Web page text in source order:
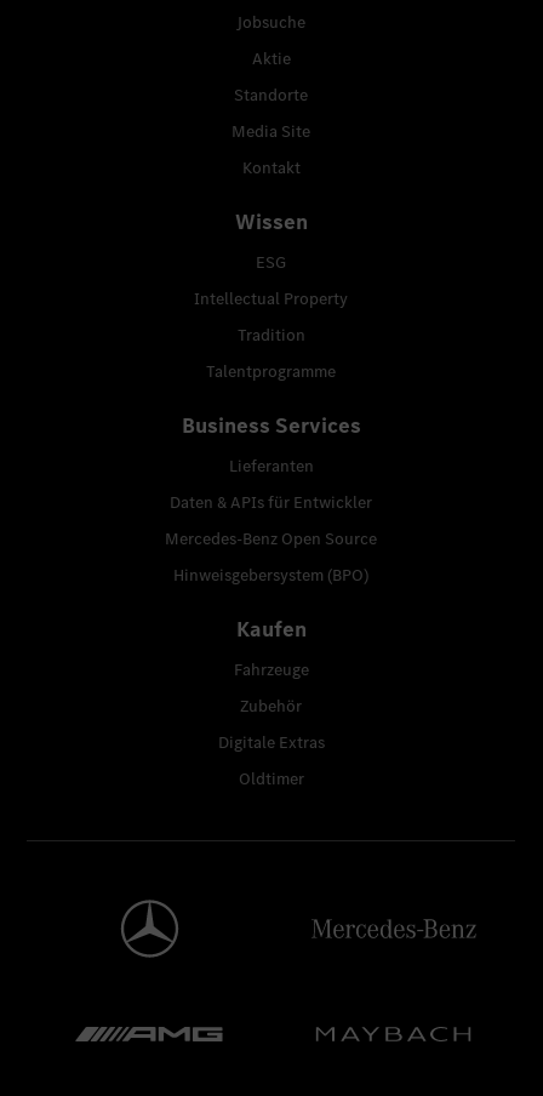
Jobsuche
Aktie
Standorte
Media Site
Kontakt
Wissen
ESG
Intellectual Property
Tradition
Talentprogramme
Business Services
Lieferanten
Daten & APIs für Entwickler
Mercedes-Benz Open Source
Hinweisgebersystem (BPO)
Kaufen
Fahrzeuge
Zubehör
Digitale Extras
Oldtimer